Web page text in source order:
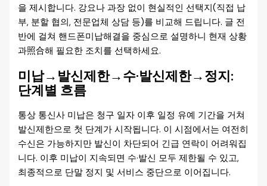
을 제시합니다. 강요나 과장 없이 현실적인 선택지(직접 납
부, 분할 협의, 전문업체 상담 등)를 비교해 드립니다. 글 전
반에 걸쳐 핸드폰미납해결을 중심으로 설명하니 현재 상황
과照合해 필요한 조치를 선택하세요.
미납→발신제한→수·발신제한→정지:
단계별 흐름
통상 통신사 미납은 청구 일자 이후 일정 유예 기간을 거쳐
발신제한으로 첫 단계가 시작됩니다. 이 시점에서는 여전히
수신은 가능하지만 발신이 차단되어 긴급 연락이 어려워집
니다. 이후 미납이 지속되면 수·발신 모두 제한될 수 있고,
최종적으로 단말 정지 및 서비스 중단으로 이어집니다.